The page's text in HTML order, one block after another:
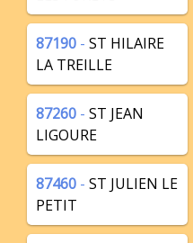
87190 - ST HILAIRE
LA TREILLE
87260 - ST JEAN
LIGOURE
87460 - ST JULIEN LE
PETIT